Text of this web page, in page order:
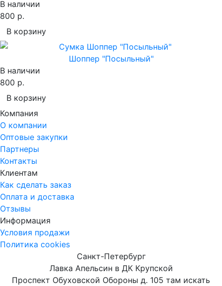
В наличии
800 р.
В корзину
Шоппер "Посыльный"
В наличии
800 р.
В корзину
Компания
О компании
Оптовые закупки
Партнеры
Контакты
Клиентам
Как сделать заказ
Оплата и доставка
Отзывы
Информация
Условия продажи
Политика cookies
Санкт-Петербург
Лавка Апельсин в ДК Крупской
Проспект Обуховской Обороны д. 105 там искать